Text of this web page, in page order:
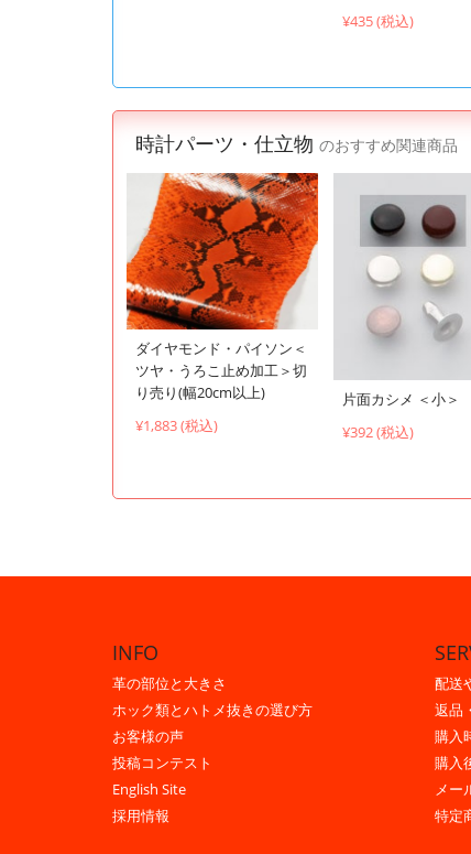
¥435 (税込)
時計パーツ・仕立物 のおすすめ関連商品
ダイヤモンド・パイソン＜
ツヤ・うろこ止め加工＞切
り売り(幅20cm以上)
¥1,883 (税込)
片面カシメ ＜小＞
¥392 (税込)
INFO
革の部位と大きさ
ホック類とハトメ抜きの選び方
お客様の声
投稿コンテスト
English Site
採用情報
配送
返品
購入
購入
メー
特定